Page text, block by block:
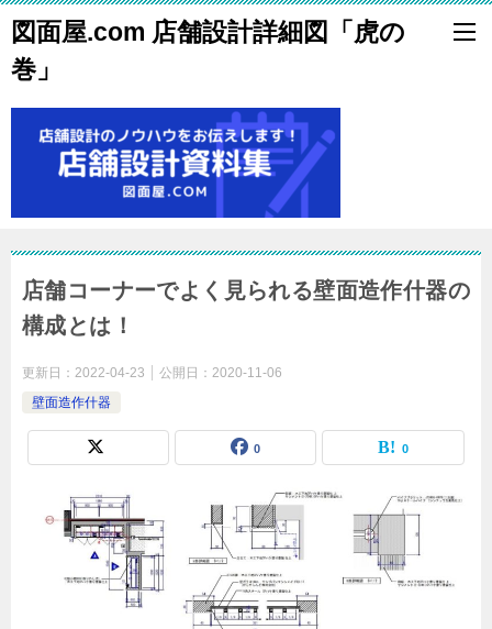
図面屋.com 店舗設計詳細図「虎の
巻」
店舗コーナーでよく見られる壁面造作什器の
構成とは！
更新日： 2022-04-23 公開日： 2020-11-06
壁面造作什器
0 0